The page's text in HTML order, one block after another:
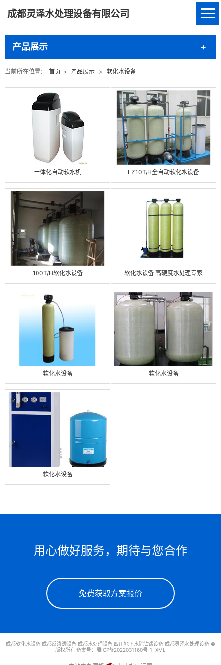
成都灵泽水处理设备有限公司
产品展示
当前所在位置： 首页 > 产品展示 > 软化水设备
一体化自动软水机 LZ10T/H全自动软化水设备
100T/H软化水设备 软化水设备 高硬度水处理专家
软化水设备 软化水设备
软化水设备
用心做好服务，期待与您合作
免费获取方案报价
成都软化水设备|成都反渗透设备|成都水处理设备|四川地下水除铁锰设备|成都灵泽水处理设备 ©
版权所有 备案号： 蜀ICP备2022031160号-1 XML